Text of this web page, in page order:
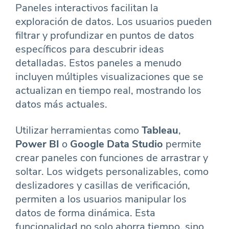
Paneles interactivos facilitan la
exploración de datos. Los usuarios pueden
filtrar y profundizar en puntos de datos
específicos para descubrir ideas
detalladas. Estos paneles a menudo
incluyen múltiples visualizaciones que se
actualizan en tiempo real, mostrando los
datos más actuales.
Utilizar herramientas comoTableau,
Power BI o Google Data Studio permite
crear paneles con funciones de arrastrar y
soltar. Los widgets personalizables, como
deslizadores y casillas de verificación,
permiten a los usuarios manipular los
datos de forma dinámica. Esta